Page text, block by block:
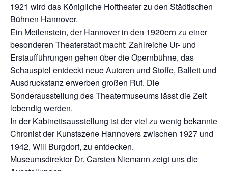
1921 wird das Königliche Hoftheater zu den Städtischen
Bühnen Hannover.
Ein Meilenstein, der Hannover in den 1920ern zu einer
besonderen Theaterstadt macht: Zahlreiche Ur- und
Erstaufführungen gehen über die Opernbühne, das
Schauspiel entdeckt neue Autoren und Stoffe, Ballett und
Ausdruckstanz erwerben großen Ruf. Die
Sonderausstellung des Theatermuseums lässt die Zeit
lebendig werden.
In der Kabinettsausstellung ist der viel zu wenig bekannte
Chronist der Kunstszene Hannovers zwischen 1927 und
1942, Will Burgdorf, zu entdecken.
Museumsdirektor Dr. Carsten Niemann zeigt uns die